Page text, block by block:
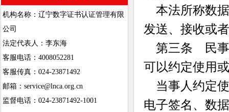
机构名称：辽宁数字证书认证管理有限
公司
法定代表人：李东海
客服电话：4008052281
客服传真：024-23871492
邮箱：service@lnca.org.cn
监督电话：024-23871492-1001
本法所称数
发送、接收或
第三条 民事
可以约定使用
当事人约定
电子签名、数